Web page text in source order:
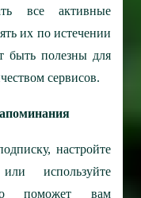
все активные
их по истечении
быть полезны для
сервисов.
настройте
используйте
поможет вам